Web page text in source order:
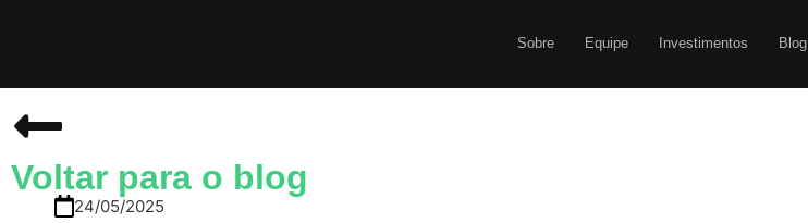
Sobre Equipe Investimentos Blog
Voltar para o blog
24/05/2025